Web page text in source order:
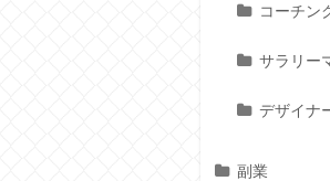
コーチン
サラリー
デザイナ
副業